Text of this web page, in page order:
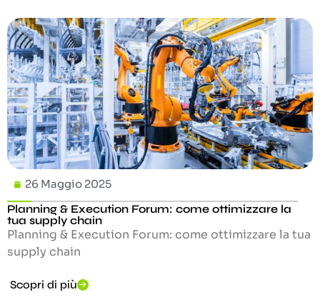
26 Maggio 2025
Planning & Execution Forum: come ottimizzare la
tua supply chain
Planning & Execution Forum: come ottimizzare la tua
supply chain
Scopri di più